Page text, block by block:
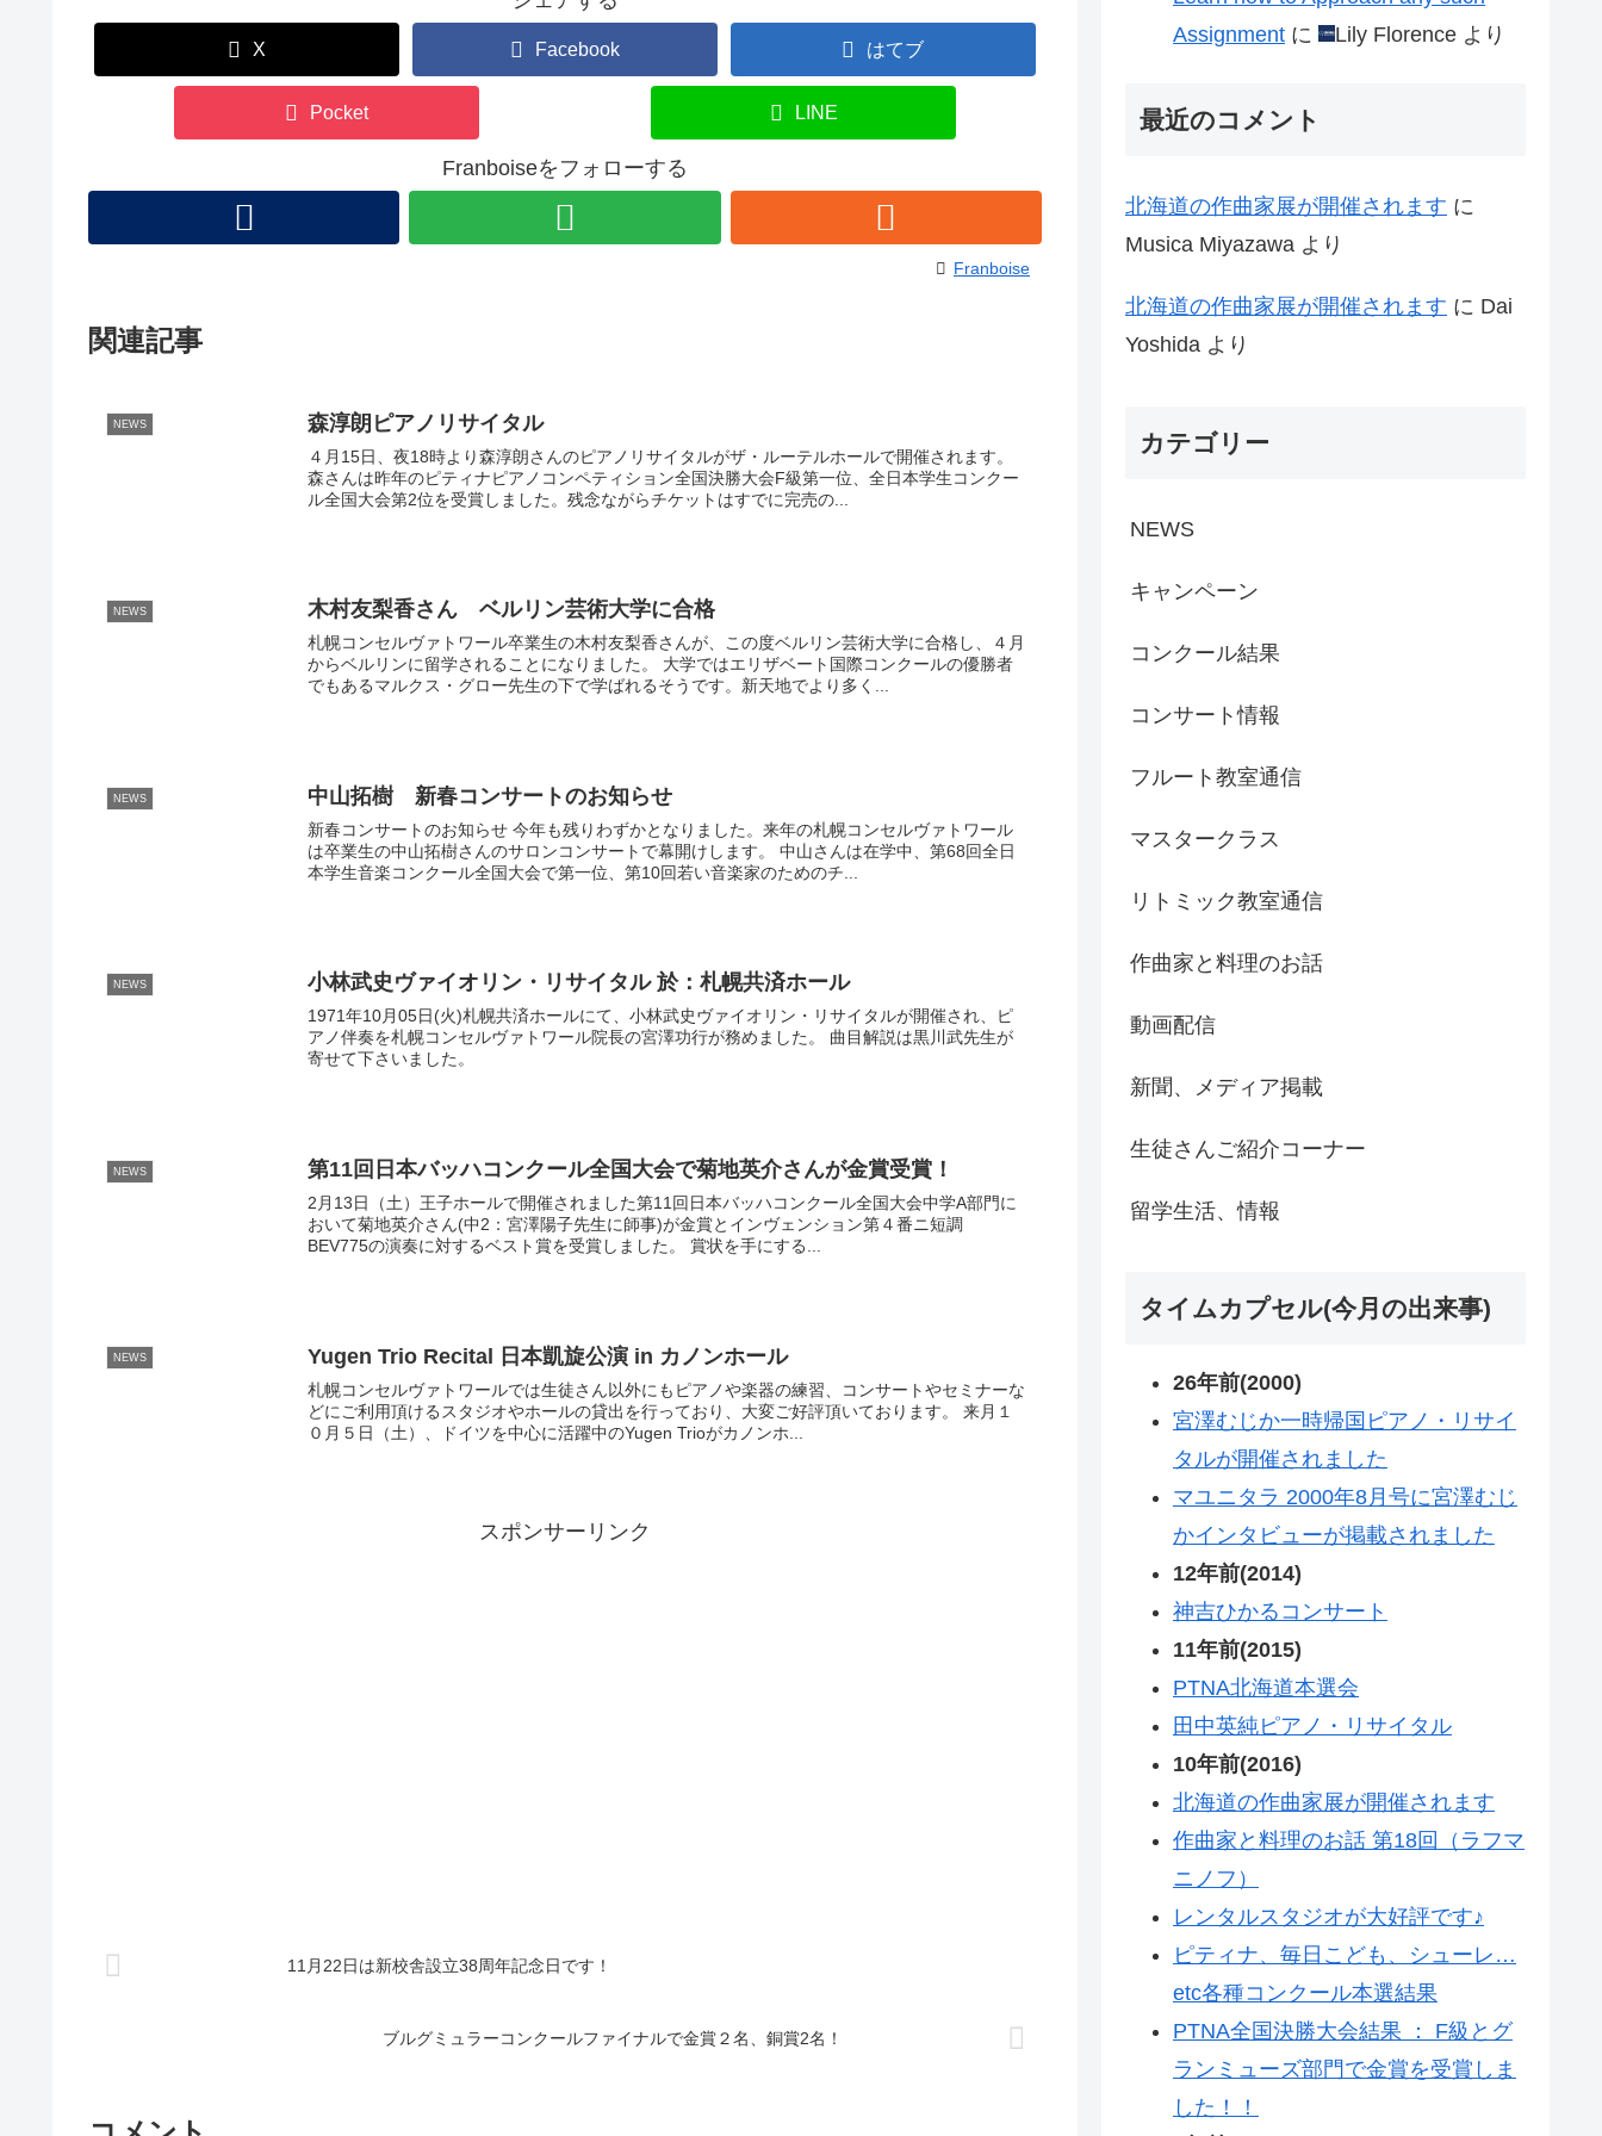
X Facebook はてブ
Pocket LINE
Franboiseをフォローする
Franboise
関連記事
NEWS 森淳朗ピアノリサイタル
４月15日、夜18時より森淳朗さんのピアノリサイタルがザ・ルーテルホールで開催されます。
森さんは昨年のピティナピアノコンペティション全国決勝大会F級第一位、全日本学生コンクー
ル全国大会第2位を受賞しました。残念ながらチケットはすでに完売の...
NEWS 木村友梨香さん ベルリン芸術大学に合格
札幌コンセルヴァトワール卒業生の木村友梨香さんが、この度ベルリン芸術大学に合格し、４月
からベルリンに留学されることになりました。 大学ではエリザベート国際コンクールの優勝者
でもあるマルクス・グロー先生の下で学ばれるそうです。新天地でより多く...
NEWS 中山拓樹 新春コンサートのお知らせ
新春コンサートのお知らせ 今年も残りわずかとなりました。来年の札幌コンセルヴァトワール
は卒業生の中山拓樹さんのサロンコンサートで幕開けします。 中山さんは在学中、第68回全日
本学生音楽コンクール全国大会で第一位、第10回若い音楽家のためのチ...
NEWS 小林武史ヴァイオリン・リサイタル 於：札幌共済ホール
1971年10月05日(火)札幌共済ホールにて、小林武史ヴァイオリン・リサイタルが開催され、ピ
アノ伴奏を札幌コンセルヴァトワール院長の宮澤功行が務めました。 曲目解説は黒川武先生が
寄せて下さいました。
NEWS 第11回日本バッハコンクール全国大会で菊地英介さんが金賞受賞！
2月13日（土）王子ホールで開催されました第11回日本バッハコンクール全国大会中学A部門に
おいて菊地英介さん(中2：宮澤陽子先生に師事)が金賞とインヴェンション第４番ニ短調
BEV775の演奏に対するベスト賞を受賞しました。 賞状を手にする...
NEWS Yugen Trio Recital 日本凱旋公演 in カノンホール
札幌コンセルヴァトワールでは生徒さん以外にもピアノや楽器の練習、コンサートやセミナーな
どにご利用頂けるスタジオやホールの貸出を行っており、大変ご好評頂いております。 来月１
０月５日（土）、ドイツを中心に活躍中のYugen Trioがカノンホ...
スポンサーリンク
11月22日は新校舎設立38周年記念日です！
ブルグミュラーコンクールファイナルで金賞２名、銅賞2名！
Assignment に Lily Florence より
最近のコメント
北海道の作曲家展が開催されます に
Musica Miyazawa より
北海道の作曲家展が開催されます に Dai
Yoshida より
カテゴリー
NEWS
キャンペーン
コンクール結果
コンサート情報
フルート教室通信
マスタークラス
リトミック教室通信
作曲家と料理のお話
動画配信
新聞、メディア掲載
生徒さんご紹介コーナー
留学生活、情報
タイムカプセル(今月の出来事)
26年前(2000)
宮澤むじか一時帰国ピアノ・リサイ
タルが開催されました
マユニタラ 2000年8月号に宮澤むじ
かインタビューが掲載されました
12年前(2014)
神吉ひかるコンサート
11年前(2015)
PTNA北海道本選会
田中英純ピアノ・リサイタル
10年前(2016)
北海道の作曲家展が開催されます
作曲家と料理のお話 第18回（ラフマ
ニノフ）
レンタルスタジオが大好評です♪
ピティナ、毎日こども、シューレ…
etc各種コンクール本選結果
PTNA全国決勝大会結果 ： F級とグ
ランミューズ部門で金賞を受賞しま
した！！